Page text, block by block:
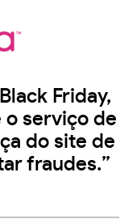
Friday,
serviço de
do site de
fraudes.”